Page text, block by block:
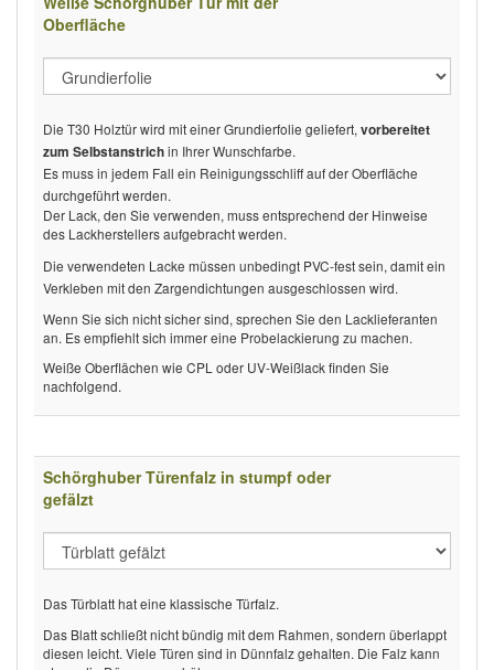
Oberfläche
Die T30 Holztür wird mit einer Grundierfolie geliefert, vorbereitet
zum Selbstanstrichin Ihrer Wunschfarbe.
Es muss in jedem Fall ein Reinigungsschliff auf der Oberfläche
durchgeführt werden.
Der Lack, den Sie verwenden, muss entsprechend der Hinweise
des Lackherstellers aufgebracht werden.
Die verwendeten Lacke müssen unbedingt PVC-fest sein, damit ein
Verkleben mit den Zargendichtungen ausgeschlossen wird.
Wenn Sie sich nicht sicher sind, sprechen Sie den Lacklieferanten
an. Es empfiehlt sich immer eine Probelackierung zu machen.
Weiße Oberflächen wie CPL oder UV-Weißlack finden Sie
nachfolgend.
Schörghuber Türenfalz in stumpf oder
gefälzt
Das Türblatt hat eine klassische Türfalz.
Das Blatt schließt nicht bündig mit dem Rahmen, sondern überlappt
diesen leicht. Viele Türen sind in Dünnfalz gehalten. Die Falz kann